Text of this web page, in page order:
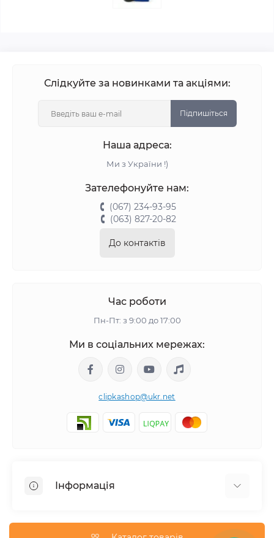
Слідкуйте за новинками та акціями:
Підпишіться
Наша адреса:
Ми з України !)
Зателефонуйте нам:
(067) 234-93-95
(063) 827-20-82
До контактів
Час роботи
Пн-Пт: з 9:00 до 17:00
Ми в соціальних мережах:
clipkashop@ukr.net
Інформація